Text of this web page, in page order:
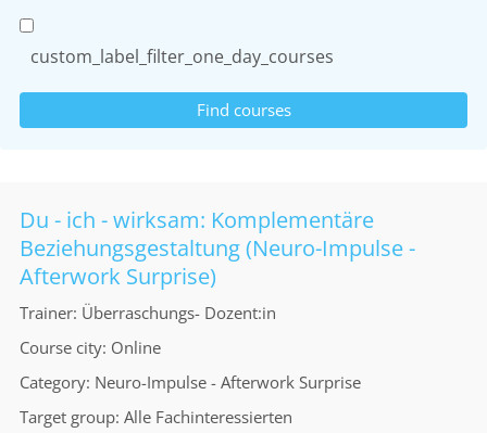
custom_label_filter_one_day_courses
Du - ich - wirksam: Komplementäre
Beziehungsgestaltung (Neuro-Impulse -
Afterwork Surprise)
Trainer Überraschungs- Dozent:in
Course city Online
Category Neuro-Impulse - Afterwork Surprise
Target group Alle Fachinteressierten